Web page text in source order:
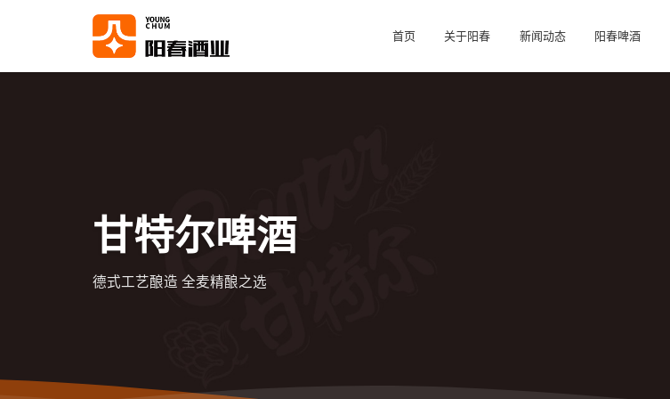
首页 关于阳春 新闻动态 阳春啤酒
甘特尔啤酒
德式工艺酿造 全麦精酿之选